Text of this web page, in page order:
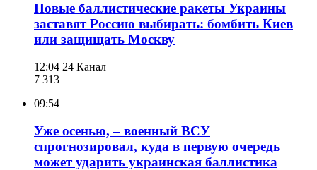
Новые баллистические ракеты Украины
заставят Россию выбирать: бомбить Киев
или защищать Москву
12:04 24 Канал
7 313
09:54
Уже осенью, – военный ВСУ
спрогнозировал, куда в первую очередь
может ударить украинская баллистика